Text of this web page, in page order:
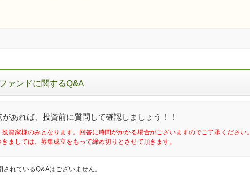
ァンドに関するQ&A
があれば、投資前に質問して確認しましょう！！
資家様のみとなります。回答に時間がかかる場合がございますのでご了承ください。
ましては、募集成立をもって締め切りとさせて頂きます。
されているQ&Aはございません。